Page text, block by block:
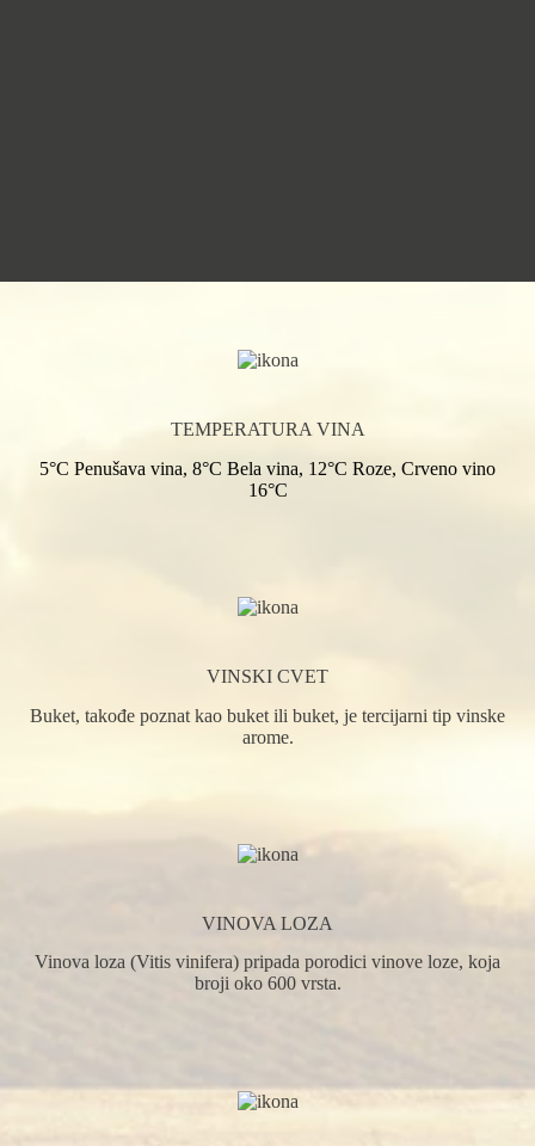
TEMPERATURA VINA
5°C Penušava vina, 8°C Bela vina, 12°C Roze, Crveno vino
16°C
VINSKI CVET
Buket, takođe poznat kao buket ili buket, je tercijarni tip vinske
arome.
VINOVA LOZA
Vinova loza (Vitis vinifera) pripada porodici vinove loze, koja
broji oko 600 vrsta.